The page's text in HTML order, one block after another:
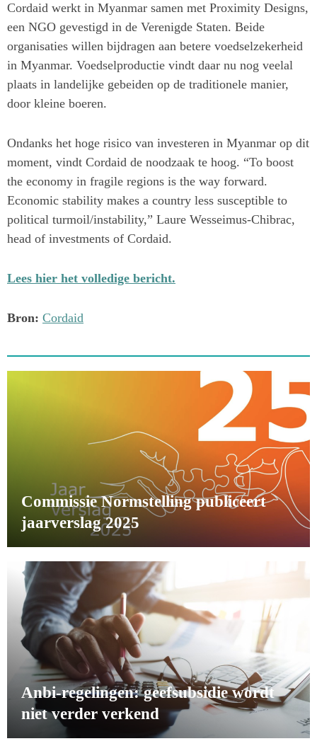
Cordaid werkt in Myanmar samen met Proximity Designs,
een NGO gevestigd in de Verenigde Staten. Beide
organisaties willen bijdragen aan betere voedselzekerheid
in Myanmar. Voedselproductie vindt daar nu nog veelal
plaats in landelijke gebeiden op de traditionele manier,
door kleine boeren.
Ondanks het hoge risico van investeren in Myanmar op dit
moment, vindt Cordaid de noodzaak te hoog. “To boost
the economy in fragile regions is the way forward.
Economic stability makes a country less susceptible to
political turmoil/instability,” Laure Wesseimus-Chibrac,
head of investments of Cordaid.
Lees hier het volledige bericht.
Bron: Cordaid
Commissie Normstelling publiceert
jaarverslag 2025
Anbi-regelingen: geefsubsidie wordt
niet verder verkend